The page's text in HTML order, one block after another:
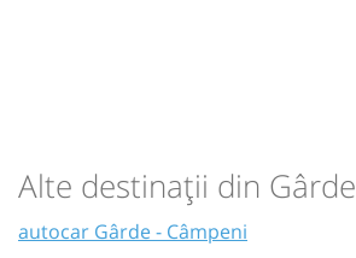
Alte destinații din Gârde
autocar Gârde - Câmpeni